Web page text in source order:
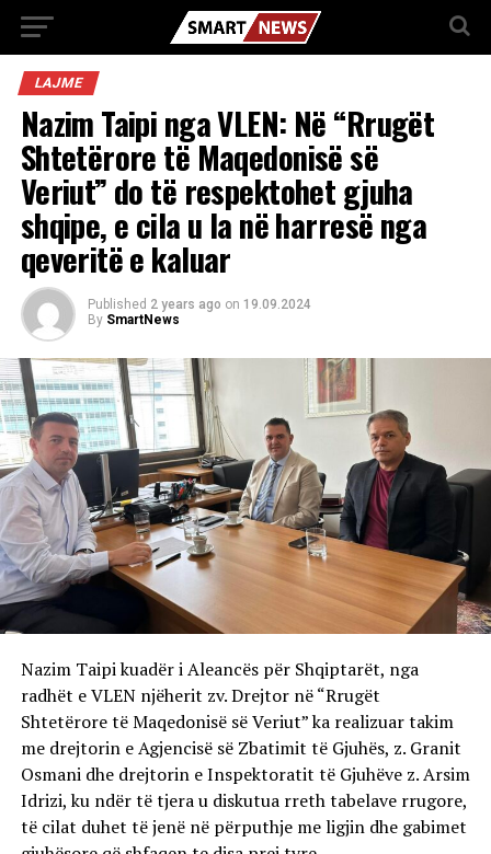
LAJME
Nazim Taipi nga VLEN: Në “Rrugët
Shtetërore të Maqedonisë së
Veriut” do të respektohet gjuha
shqipe, e cila u la në harresë nga
qeveritë e kaluar
Published 2 years ago on 19.09.2024
By SmartNews
Nazim Taipi kuadër i Aleancës për Shqiptarët, nga
radhët e VLEN njëherit zv. Drejtor në “Rrugët
Shtetërore të Maqedonisë së Veriut” ka realizuar takim
me drejtorin e Agjencisë së Zbatimit të Gjuhës, z. Granit
Osmani dhe drejtorin e Inspektoratit të Gjuhëve z. Arsim
Idrizi, ku ndër të tjera u diskutua rreth tabelave rrugore,
të cilat duhet të jenë në përputhje me ligjin dhe gabimet